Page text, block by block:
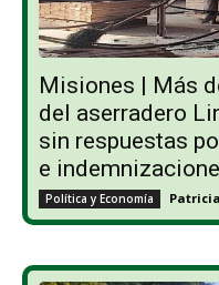
Misiones | Más
del aserradero
sin respuestas
e
Política y Economía